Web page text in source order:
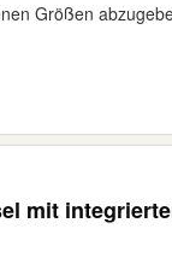
Größen
mit